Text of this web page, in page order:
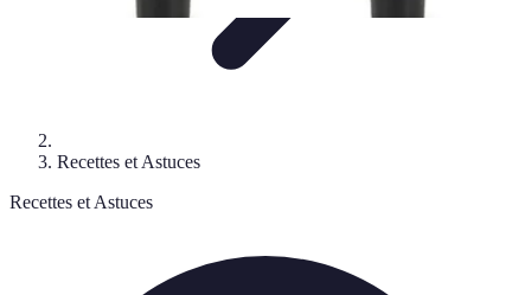
Recettes et Astuces
Recettes et Astuces